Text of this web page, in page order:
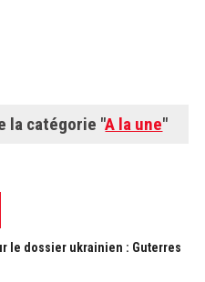
la catégorie "A la une"
le dossier ukrainien : Guterres